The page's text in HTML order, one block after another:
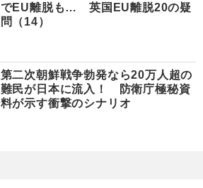
でEU離脱も… 英国EU離脱20の疑
問（14）
第二次朝鮮戦争勃発なら20万人超の
難民が日本に流入！ 防衛庁極秘資
料が示す衝撃のシナリオ